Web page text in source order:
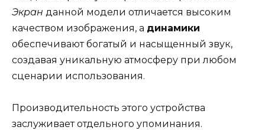
Экран данной модели отличается высоким
качеством изображения, а динамики
обеспечивают богатый и насыщенный звук,
создавая уникальную атмосферу при любом
сценарии использования.
Производительность этого устройства
заслуживает отдельного упоминания.